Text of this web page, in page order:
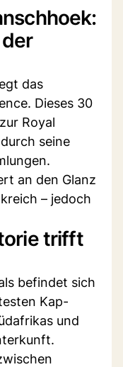
das
Dieses 30
Royal
seine
an den Glanz
– jedoch
trifft
befindet sich
Kap-
und